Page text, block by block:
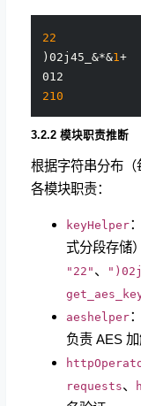
22
)02j45_&*&1+
210
3.2.2 模块职责推断
根据字符串分布
各模块职责：
keyHelper
式分段存储
"22"、
aeshelper
负责 AES
requests、